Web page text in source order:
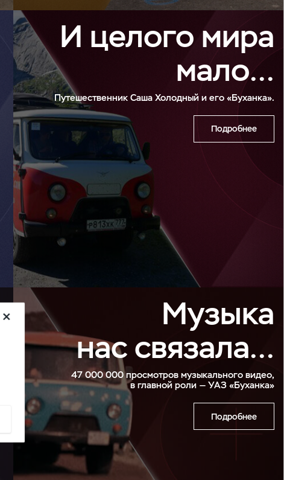
И целого мира
мало…
Путешественник Саша Холодный и его «Буханка».
Подробнее
Музыка
нас связала…
47 000 000 просмотров музыкального видео,
в главной роли — УАЗ «Буханка»
Подробнее